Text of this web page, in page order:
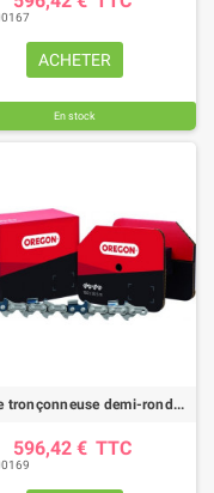
ACHETER
En stock
Chaine tronçonneuse demi-ronde OREGON 22BPX /pas .325" / jauge .063"(1.6mm) -rouleau 100 pieds
596,42 € TTC